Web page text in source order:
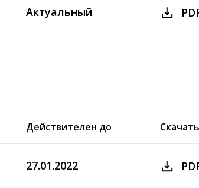
Актуальный
Действителен до Скачать
27.01.2022